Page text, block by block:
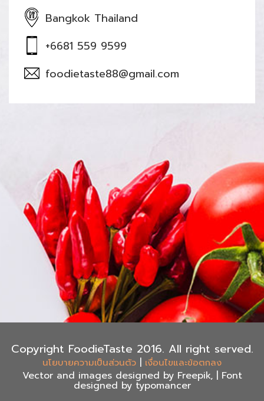
Bangkok Thailand
+6681 559 9599
foodietaste88@gmail.com
Copyright FoodieTaste 2016. All right served.
นโยบายความเป็นส่วนตัว เงื่อนไขและข้อตกลง
Vector and images designed by Freepik, | Font
designed by typomancer